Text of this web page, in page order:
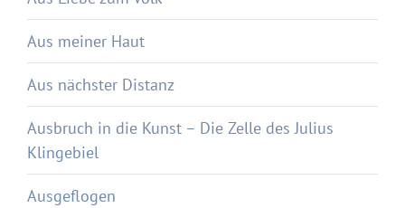
Aus meiner Haut
Aus nächster Distanz
Ausbruch in die Kunst – Die Zelle des Julius
Klingebiel
Ausgeflogen